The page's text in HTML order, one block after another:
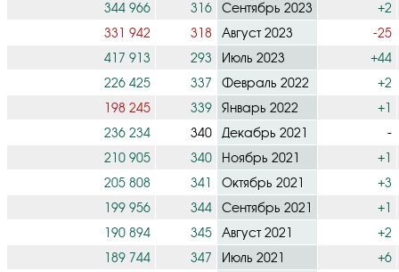
344 966
316 Сентябрь 2023
+2
331 942
318 Август 2023
-25
417 913
293 Июль 2023
+44
226 425
337 Февраль 2022
+2
198 245
339 Январь 2022
+1
236 234
340 Декабрь 2021
-
210 905
340 Ноябрь 2021
+1
205 808
341 Октябрь 2021
+3
199 956
344 Сентябрь 2021
+1
190 894
345 Август 2021
+2
189 744
347 Июль 2021
+6